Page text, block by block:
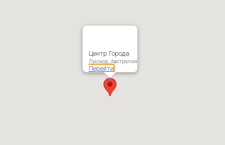
Центр Города
Лисмор, Австралия
Перейти